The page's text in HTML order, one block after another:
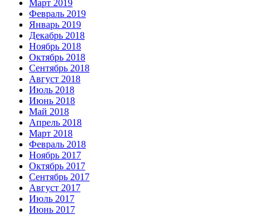
Март 2019
Февраль 2019
Январь 2019
Декабрь 2018
Ноябрь 2018
Октябрь 2018
Сентябрь 2018
Август 2018
Июль 2018
Июнь 2018
Май 2018
Апрель 2018
Март 2018
Февраль 2018
Ноябрь 2017
Октябрь 2017
Сентябрь 2017
Август 2017
Июль 2017
Июнь 2017